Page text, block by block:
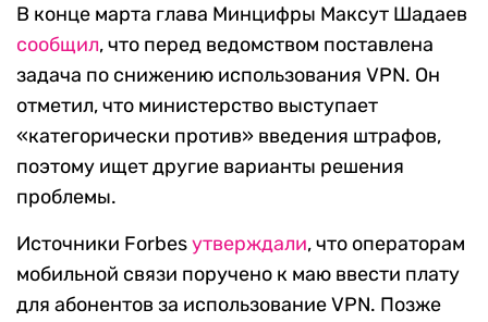
В конце марта глава Минцифры Максут Шадаев
сообщил, что перед ведомством поставлена
задача по снижению использования VPN. Он
отметил, что министерство выступает
«категорически против» введения штрафов,
поэтому ищет другие варианты решения
проблемы.
Источники Forbesутверждали, что операторам
мобильной связи поручено к маю ввести плату
для абонентов за использование VPN. Позже